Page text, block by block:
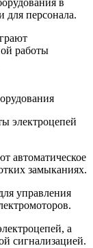
в
для персонала.
работы
электроцепей
автоматическое
замыканиях.
управления
а
сигнализацией.